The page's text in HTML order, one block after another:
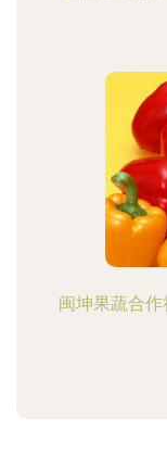
闽坤果蔬合